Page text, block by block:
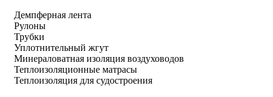
Демпферная лента
Рулоны
Трубки
Уплотнительный жгут
Минераловатная изоляция воздуховодов
Теплоизоляционные матрасы
Теплоизоляция для судостроения